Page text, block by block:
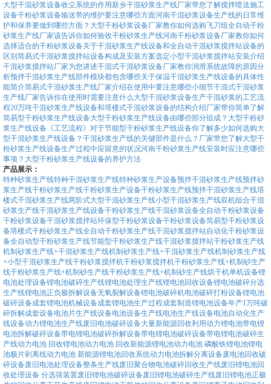
大型干混砂浆设备收尘系统的作用 新乡干混砂浆生产线厂家带您了解搅拌喷送施工
设备干粉砂浆设备输送带的维护要注意哪些方面河南干混砂浆设备生产线的日常维
护和保养要做到哪些方面？ 大型干粉砂浆设备厂家教你如何选购飞刀组全自动干粉
砂浆生产线厂家该告诉你如何验收干粉砂浆生产线河南干粉砂浆设备厂家教你如何
选择适合的干粉砂浆设备关于干混砂浆生产线设备和全自动干混砂浆搅拌站设备的
区别 简易式干混砂浆搅拌站设备构成及安装方案选定小型干混砂浆搅拌站安装介绍
干混砂浆搅拌站厂家为您讲述干混式干混砂浆设备厂家教你润滑系统故障的原因分
析预拌干混砂浆生产线部件模块都包含哪些关于保温干混砂浆生产线设备的具体性
能简介简易式干混砂浆生产线厂家介绍在使用中要注意哪些小细节干混式干混砂浆
生产线厂家告诉你在使用时需要注意什么大型干混砂浆设备生产干混砂浆的工艺流
程20万吨干混砂浆生产线设备和塔楼式干混砂浆设备的结构介绍厂家带你简单了解
简易型干粉砂浆生产线设备大型干粉砂浆生产线设备由哪些部分组成？ 大型干粉砂
浆生产线设备《工艺流程》 对于节能型干粉砂浆生产线设备你了解多少如何选购大
型干混砂浆生产线设备？干混砂浆生产线的关键部件是什么？ 厂家带您了解大型干
粉砂浆生产线设备生产过程中应留意的状况河南干粉砂浆生产线安装时应注意哪些
事项？ 大型干粉砂浆生产线设备的养护方法
产品展示：
特种砂浆生产线特种干混砂浆生产线特种砂浆生产设备预拌干混砂浆生产线预拌砂
浆生产线干粉砂浆生产线干粉砂浆生产设备干粉砂浆生产线预拌干混砂浆生产线塔
楼式干混砂浆生产线两阶式大型干混砂浆生产线小型干混砂浆生产线双机组合干混
砂浆生产线干混砂浆生产线设备干粉砂浆生产线干混砂浆设备全自动干粉砂浆设备
干粉砂浆设备干混砂浆搅拌站环保型干粉砂浆设备干粉砂浆设备简易型干粉砂浆设
备塔楼式干粉砂浆生产线全自动干粉砂浆生产线干混砂浆搅拌站自动化干粉砂浆设
备全自动型干粉砂浆生产线节能型干粉砂浆生产线干混砂浆搅拌站干粉砂浆生产线
机制砂浆生产线+干混砂浆生产线机制砂浆生产线+干混砂浆生产线机制砂浆生产线
+小型干混砂浆生产线干粉砂浆搅拌机干粉砂浆搅拌机干粉砂浆生产线+机制砂生产
线干粉砂浆生产线+机制砂生产线干粉砂浆生产线+机制砂生产线烘干机单机设备锂
电池处理设备锂电池破碎生产线锂电池处理生产线锂电池回收设备锂电池破碎分选
生产线锂电池正负极拆解设备无氧裂解设备锂电池破碎机电池破碎打粉设备锂电池
破碎设备成套锂电池机械设备成套锂电池生产过程成套制造锂电池设备年产1万吨破
碎拆解成套设备电池片生产线设备电池设备生产线电池生产线设备电池自动化生产
线设备动力锂电池生产线废旧电池破碎设备大量新能源回收利用动力锂电池带电锂
电池拆解破碎设备带电锂电池破碎拆解设备带电锂电池破碎设备带电锂电池破碎生
产线动力电池 回收锂电池动力电池 回收新能源锂电池动力电池 磷酸铁锂电池锂电
池极片剥离线动力电池 新能源锂电池回收系统动力电池拆解分离设备废电池回收破
碎设备废旧电池处理设备整条生产线废旧聚合物电池破碎回收生产线废旧锂电池回
收处理设备 分选筛装置废旧锂电池破碎设备废旧锂电池破碎生产线废旧锂电池正极